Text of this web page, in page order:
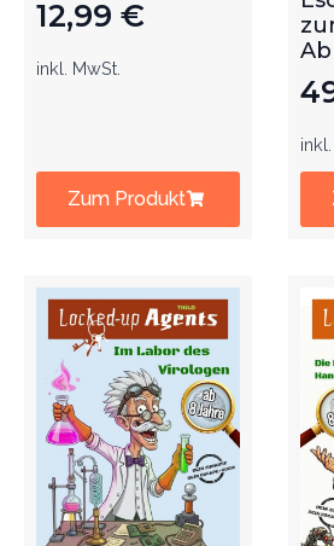
12,99 €
inkl. MwSt.
Zum Produkt